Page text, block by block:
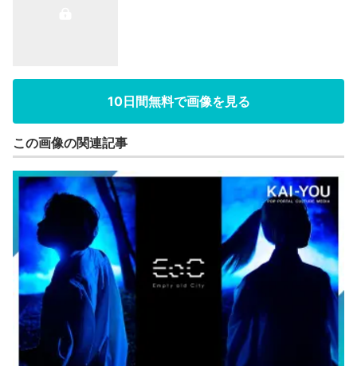
10日間無料で画像を見る
この画像の関連記事